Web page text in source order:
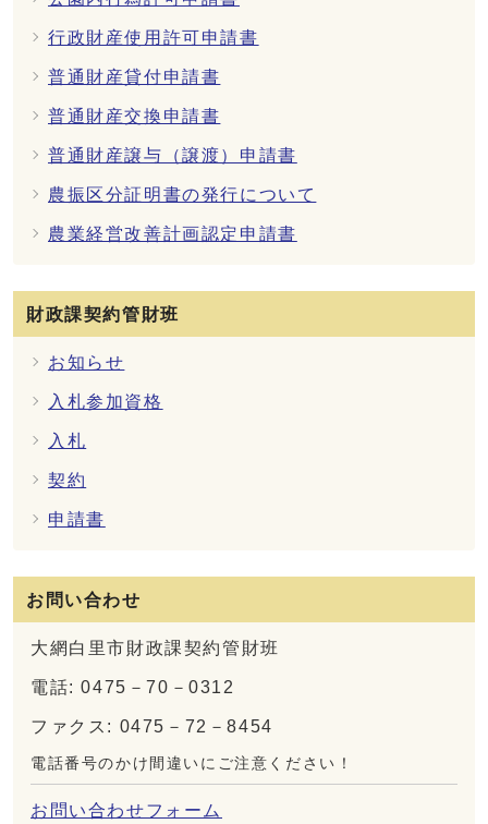
行政財産使用許可申請書
普通財産貸付申請書
普通財産交換申請書
普通財産譲与（譲渡）申請書
農振区分証明書の発行について
農業経営改善計画認定申請書
財政課契約管財班
お知らせ
入札参加資格
入札
契約
申請書
お問い合わせ
大網白里市財政課契約管財班
電話: 0475－70－0312
ファクス: 0475－72－8454
電話番号のかけ間違いにご注意ください！
お問い合わせフォーム